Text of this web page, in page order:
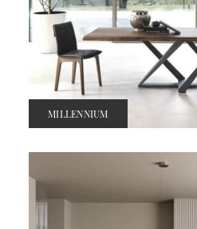
MILLENNIUM